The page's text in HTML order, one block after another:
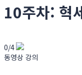
10주차: 혁
0/4
동영상 강의